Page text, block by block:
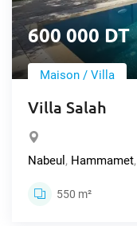
600 000 DT
Maison / Villa
Villa Salah
Nabeul , Hammamet,
550 m²